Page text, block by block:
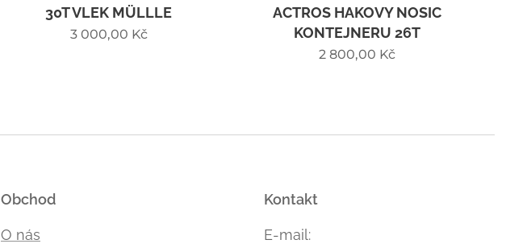
30T VLEK MÜLLLE
3 000,00 Kč
ACTROS HAKOVY NOSIC
KONTEJNERU 26T
2 800,00 Kč
Obchod
O nás
Kontakt
E-mail: